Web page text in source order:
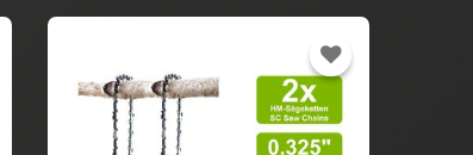
Führungsschiene
Sägekette